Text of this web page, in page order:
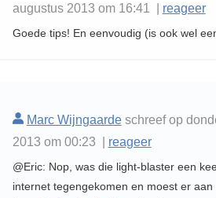
augustus 2013 om 16:41 | reageer
Goede tips! En eenvoudig (is ook wel
Marc Wijngaardeschreef op
2013 om 00:23 | reageer
@Eric: Nop, was die light-blaster een
internet tegengekomen en moest er